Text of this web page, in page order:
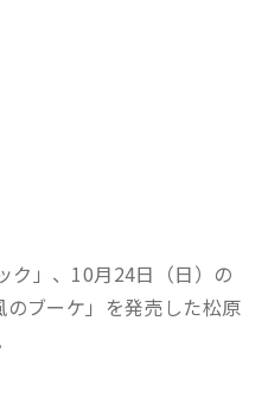
ク」、10月24日（日）の
ブーケ」を発売した松原